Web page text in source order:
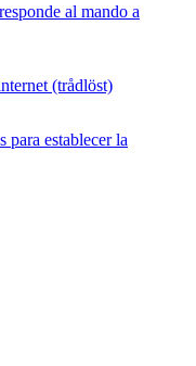
al mando a
(trådlöst)
para establecer la